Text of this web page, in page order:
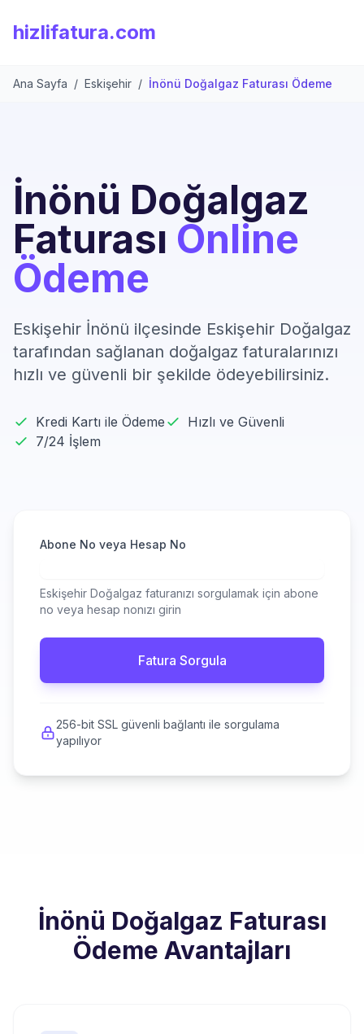
hizlifatura.com
Ana Sayfa / Eskişehir / İnönü Doğalgaz Faturası Ödeme
İnönü Doğalgaz
Faturası Online
Ödeme
Eskişehir İnönü ilçesinde Eskişehir Doğalgaz
tarafından sağlanan doğalgaz faturalarınızı
hızlı ve güvenli bir şekilde ödeyebilirsiniz.
Kredi Kartı ile Ödeme
Hızlı ve Güvenli
7/24 İşlem
Abone No veya Hesap No
Eskişehir Doğalgaz faturanızı sorgulamak için abone
no veya hesap nonızı girin
Fatura Sorgula
256-bit SSL güvenli bağlantı ile sorgulama
yapılıyor
İnönü Doğalgaz Faturası
Ödeme Avantajları